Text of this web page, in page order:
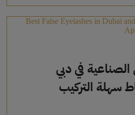
في دبي
سهلة التركيب